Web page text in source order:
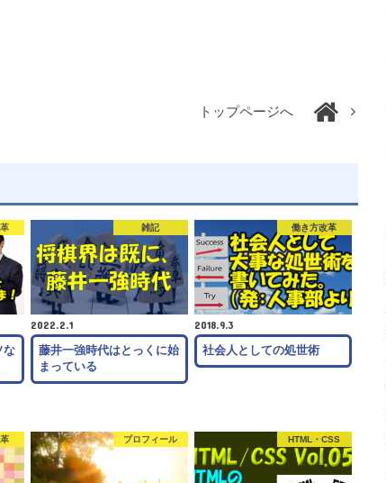
トップページへ
な
雑記
2022.2.1
藤井一強時代はとっくに始
まっている
働き方改革
2018.9.3
社会人としての処世術
プロフィール HTML・CSS